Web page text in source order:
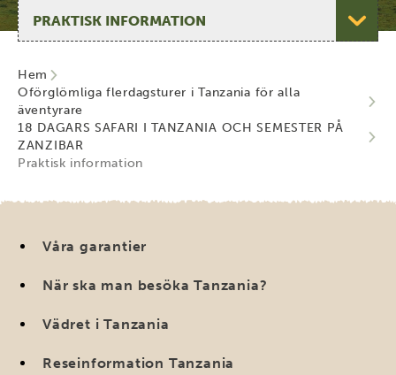
Välj sida
Hem
Oförglömliga flerdagsturer i Tanzania för alla
äventyrare
18 DAGARS SAFARI I TANZANIA OCH SEMESTER PÅ
ZANZIBAR
Praktisk information
Våra garantier
När ska man besöka Tanzania?
Vädret i Tanzania
Reseinformation Tanzania